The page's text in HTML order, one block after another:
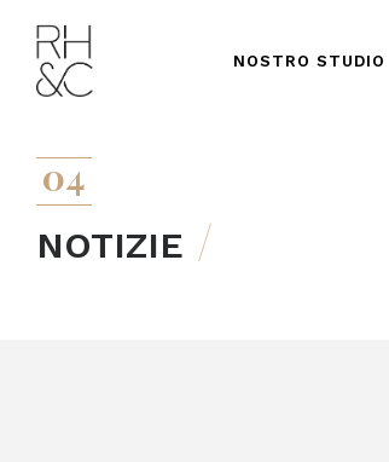
NOSTRO STUDIO
04
NOTIZIE